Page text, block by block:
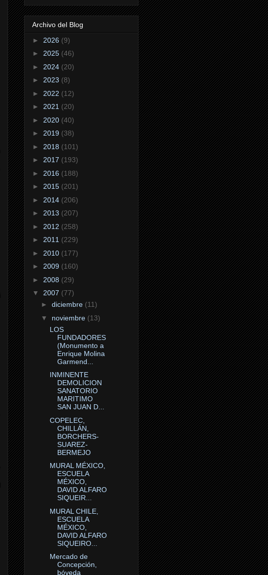
Archivo del Blog
► 2026 (9)
► 2025 (46)
► 2024 (20)
► 2023 (8)
► 2022 (12)
► 2021 (20)
► 2020 (40)
► 2019 (38)
► 2018 (101)
► 2017 (193)
► 2016 (188)
► 2015 (201)
► 2014 (206)
► 2013 (207)
► 2012 (258)
► 2011 (229)
► 2010 (177)
► 2009 (160)
► 2008 (29)
▼ 2007 (77)
► diciembre (11)
▼ noviembre (13)
LOS
FUNDADORES
(Monumento a
Enrique Molina
Garmend...
INMINENTE
DEMOLICION
SANATORIO
MARITIMO
SAN JUAN D...
COPELEC,
CHILLÁN,
BORCHERS-
SUAREZ-
BERMEJO
MURAL MÉXICO,
ESCUELA
MÉXICO,
DAVID ALFARO
SIQUEIR...
MURAL CHILE,
ESCUELA
MÉXICO,
DAVID ALFARO
SIQUEIRO...
Mercado de
Concepción,
bóveda